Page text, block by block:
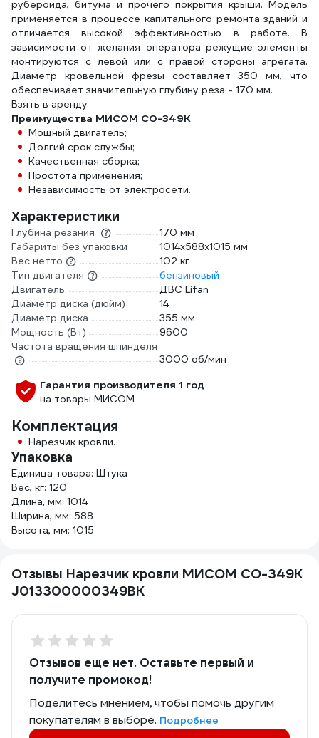
рубероида, битума и прочего покрытия крыши. Модель
применяется в процессе капитального ремонта зданий и
отличается высокой эффективностью в работе. В
зависимости от желания оператора режущие элементы
монтируются с левой или с правой стороны агрегата.
Диаметр кровельной фрезы составляет 350 мм, что
обеспечивает значительную глубину реза - 170 мм.
Взять в аренду
Преимущества МИСОМ СО-349К
Мощный двигатель;
Долгий срок службы;
Качественная сборка;
Простота применения;
Независимость от электросети.
Характеристики
Глубина резания
170 мм
Габариты без упаковки
1014х588х1015 мм
Вес нетто
102 кг
Тип двигателя
бензиновый
Двигатель
ДВС Lifan
Диаметр диска (дюйм)
14
Диаметр диска
355 мм
Мощность (Вт)
9600
Частота вращения шпинделя
3000 об/мин
Гарантия производителя 1 год
на товары МИСОМ
Комплектация
Нарезчик кровли.
Упаковка
Единица товара: Штука
Вес, кг: 120
Длина, мм: 1014
Ширина, мм: 588
Высота, мм: 1015
Отзывы Нарезчик кровли МИСОМ СО-349К
J013300000349BK
Отзывов еще нет. Оставьте первый и
получите промокод!
Поделитесь мнением, чтобы помочь другим
покупателям в выборе. Подробнее